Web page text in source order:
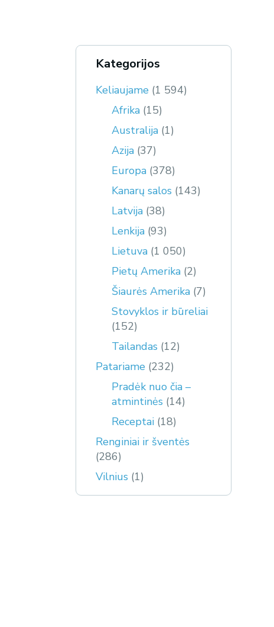
Kategorijos
Keliaujame (1 594)
Afrika (15)
Australija (1)
Azija (37)
Europa (378)
Kanarų salos (143)
Latvija (38)
Lenkija (93)
Lietuva (1 050)
Pietų Amerika (2)
Šiaurės Amerika (7)
Stovyklos ir būreliai
(152)
Tailandas (12)
Patariame (232)
Pradėk nuo čia –
atmintinės (14)
Receptai (18)
Renginiai ir šventės
(286)
Vilnius (1)